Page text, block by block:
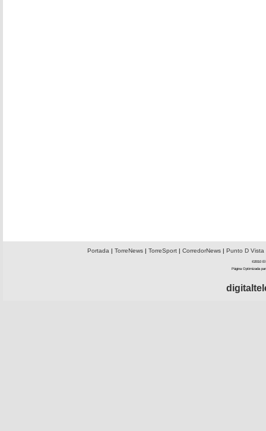
Portada | TorreNews| TorreSport| CorredorNews| Punto D Vista
©2010 El
Página Optimizada